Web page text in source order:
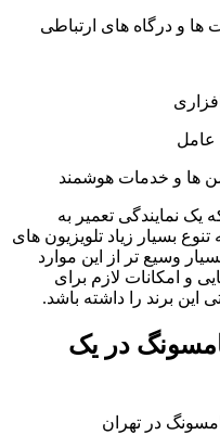
و درگاه های ارتباطی
عامل
ها و خدمات هوشمند
یک نمایندگی تعمیر به
بسیار زیاد تلویزیون های
وسیع تر از این موارد
و امکانات لازم برای
این برند را داشته باشد.
در یک